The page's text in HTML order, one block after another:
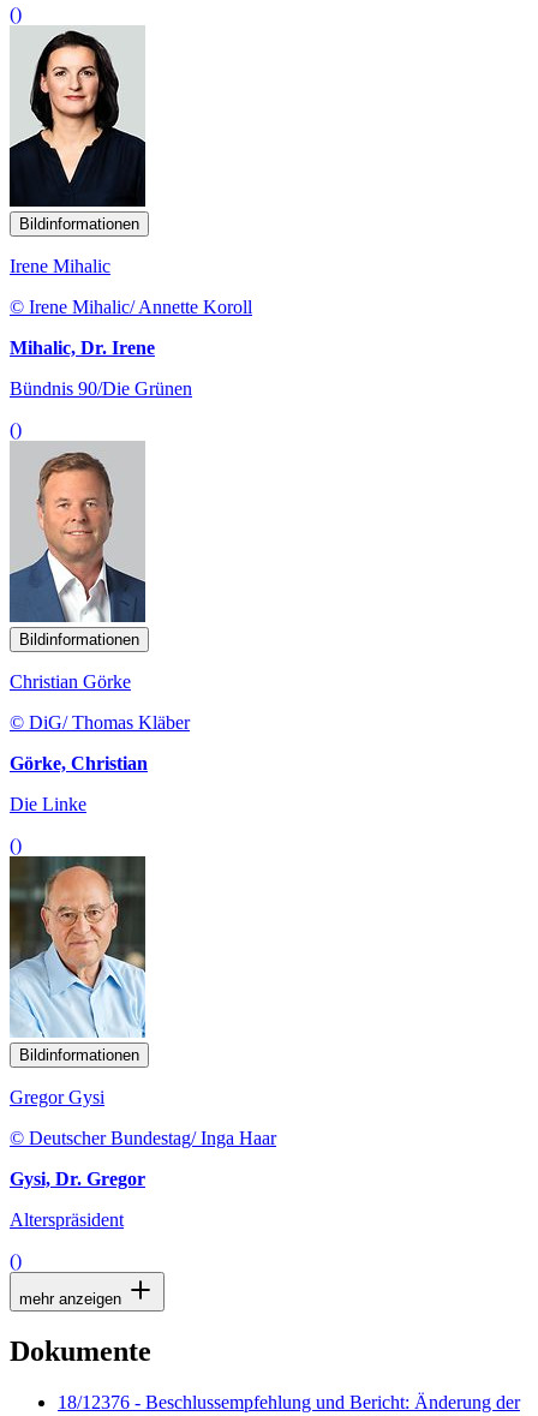
()
Bildinformationen
Irene Mihalic
© Irene Mihalic/ Annette Koroll
Mihalic, Dr. Irene
Bündnis 90/Die Grünen
()
Bildinformationen
Christian Görke
© DiG/ Thomas Kläber
Görke, Christian
Die Linke
()
Bildinformationen
Gregor Gysi
© Deutscher Bundestag/ Inga Haar
Gysi, Dr. Gregor
Alterspräsident
()
mehr anzeigen
Dokumente
18/12376 - Beschlussempfehlung und Bericht: Änderung der